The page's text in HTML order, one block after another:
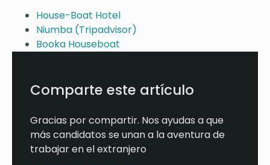
House-Boat Hotel
Niumba (Tripadvisor)
Booka Houseboat
Comparte este artículo
Gracias por compartir. Nos ayudas a que
más candidatos se unan a la aventura de
trabajar en el extranjero